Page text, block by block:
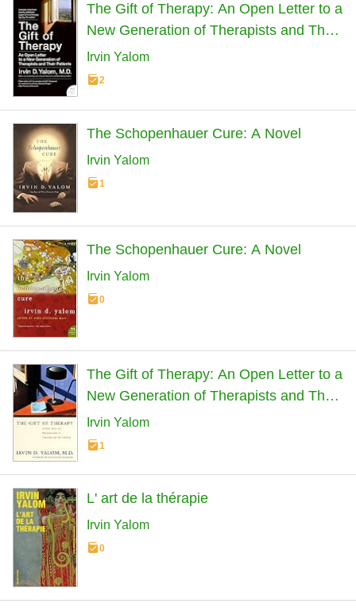
The Gift of Therapy: An Open Letter to a
New Generation of Therapists and Their
Patients (P.S.)
Irvin Yalom
2
The Schopenhauer Cure: A Novel
Irvin Yalom
1
The Schopenhauer Cure: A Novel
Irvin Yalom
0
The Gift of Therapy: An Open Letter to a
New Generation of Therapists and Their
Patients
Irvin Yalom
1
L' art de la thérapie
Irvin Yalom
0